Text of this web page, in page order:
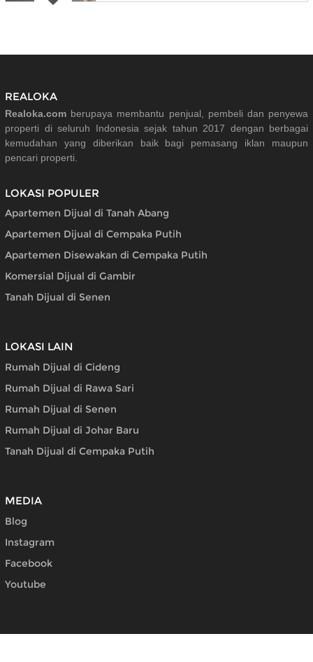
REALOKA
Realoka.com berupaya membantu penjual, pembeli dan penyewa
properti di seluruh Indonesia sejak tahun 2017 dengan berbagai
kemudahan yang diberikan baik bagi pemasang iklan maupun
pencari properti.
LOKASI POPULER
Apartemen Dijual di Tanah Abang
Apartemen Dijual di Cempaka Putih
Apartemen Disewakan di Cempaka Putih
Komersial Dijual di Gambir
Tanah Dijual di Senen
LOKASI LAIN
Rumah Dijual di Cideng
Rumah Dijual di Rawa Sari
Rumah Dijual di Senen
Rumah Dijual di Johar Baru
Tanah Dijual di Cempaka Putih
MEDIA
Blog
Instagram
Facebook
Youtube